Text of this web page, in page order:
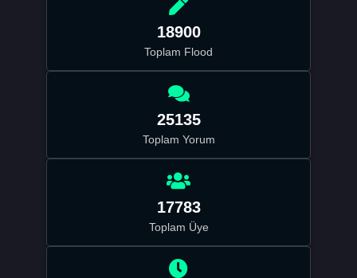
18900
Toplam Flood
25135
Toplam Yorum
17783
Toplam Üye